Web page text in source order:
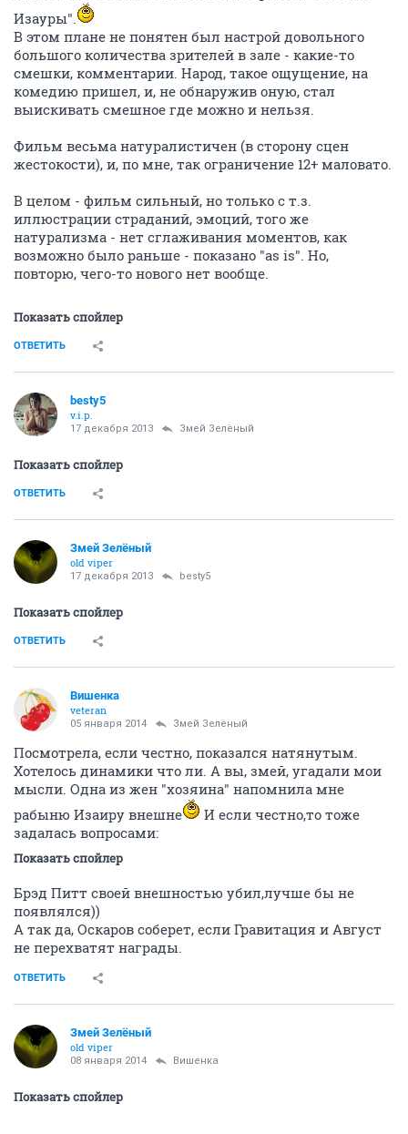
Изауры".
В этом плане не понятен был настрой довольного
большого количества зрителей в зале - какие-то
смешки, комментарии. Народ, такое ощущение, на
комедию пришел, и, не обнаружив оную, стал
выискивать смешное где можно и нельзя.
Фильм весьма натуралистичен (в сторону сцен
жестокости), и, по мне, так ограничение 12+ маловато.
В целом - фильм сильный, но только с т.з.
иллюстрации страданий, эмоций, того же
натурализма - нет сглаживания моментов, как
возможно было раньше - показано "as is". Но,
повторю, чего-то нового нет вообще.
Показать спойлер
ОТВЕТИТЬ
besty5
v.i.p.
17 декабря 2013 Змей Зелёный
Показать спойлер
ОТВЕТИТЬ
Змей Зелёный
old viper
17 декабря 2013 besty5
Показать спойлер
ОТВЕТИТЬ
Вишенка
veteran
05 января 2014 Змей Зелёный
Посмотрела, если честно, показался натянутым.
Хотелось динамики что ли. А вы, змей, угадали мои
мысли. Одна из жен "хозяина" напомнила мне
рабыню Изаиру внешне
И если честно,то тоже
задалась вопросами:
Показать спойлер
Брэд Питт своей внешностью убил,лучше бы не
появлялся))
А так да, Оскаров соберет, если Гравитация и Август
не перехватят награды.
ОТВЕТИТЬ
Змей Зелёный
old viper
08 января 2014 Вишенка
Показать спойлер